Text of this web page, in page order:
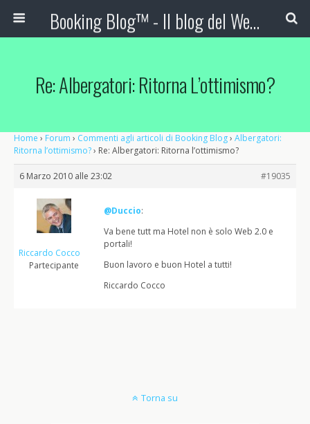
Booking Blog™ - Il blog del Web Marketing Turistico
Re: Albergatori: Ritorna L’ottimismo?
Home › Forum › Commenti agli articoli di Booking Blog› Albergatori:
Ritorna l’ottimismo?› Re: Albergatori: Ritorna l’ottimismo?
6 Marzo 2010 alle 23:02 #19035
Riccardo Cocco
Partecipante
@Duccio:
Va bene tutt ma Hotel non è solo Web 2.0 e
portali!
Buon lavoro e buon Hotel a tutti!
Riccardo Cocco
Torna su